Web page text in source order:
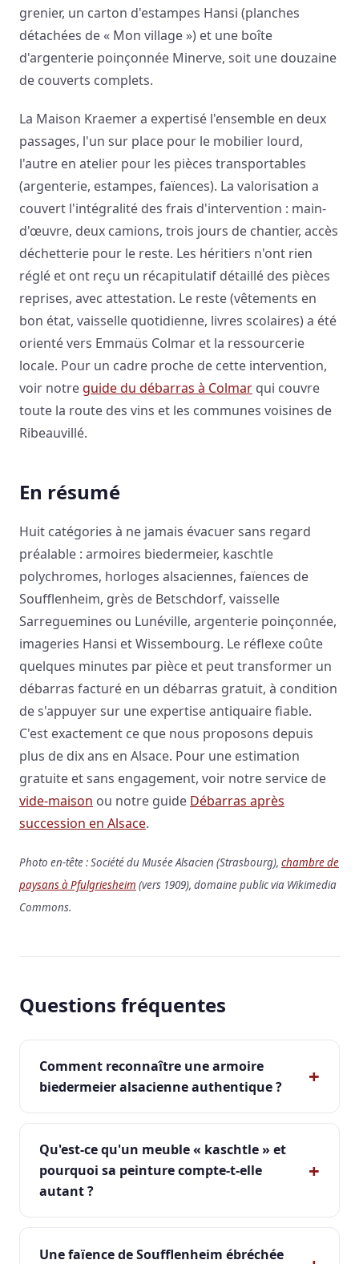
grenier, un carton d'estampes Hansi (planches
détachées de « Mon village ») et une boîte
d'argenterie poinçonnée Minerve, soit une douzaine
de couverts complets.
La Maison Kraemer a expertisé l'ensemble en deux
passages, l'un sur place pour le mobilier lourd,
l'autre en atelier pour les pièces transportables
(argenterie, estampes, faïences). La valorisation a
couvert l'intégralité des frais d'intervention : main-
d'œuvre, deux camions, trois jours de chantier, accès
déchetterie pour le reste. Les héritiers n'ont rien
réglé et ont reçu un récapitulatif détaillé des pièces
reprises, avec attestation. Le reste (vêtements en
bon état, vaisselle quotidienne, livres scolaires) a été
orienté vers Emmaüs Colmar et la ressourcerie
locale. Pour un cadre proche de cette intervention,
voir notre guide du débarras à Colmar qui couvre
toute la route des vins et les communes voisines de
Ribeauvillé.
En résumé
Huit catégories à ne jamais évacuer sans regard
préalable : armoires biedermeier, kaschtle
polychromes, horloges alsaciennes, faïences de
Soufflenheim, grès de Betschdorf, vaisselle
Sarreguemines ou Lunéville, argenterie poinçonnée,
imageries Hansi et Wissembourg. Le réflexe coûte
quelques minutes par pièce et peut transformer un
débarras facturé en un débarras gratuit, à condition
de s'appuyer sur une expertise antiquaire fiable.
C'est exactement ce que nous proposons depuis
plus de dix ans en Alsace. Pour une estimation
gratuite et sans engagement, voir notre service de
vide-maison ou notre guide Débarras après
succession en Alsace.
Photo en-tête : Société du Musée Alsacien (Strasbourg), chambre de
paysans à Pfulgriesheim (vers 1909), domaine public via Wikimedia
Commons.
Questions fréquentes
Comment reconnaître une armoire
biedermeier alsacienne authentique ?
Qu'est-ce qu'un meuble « kaschtle » et
pourquoi sa peinture compte-t-elle
autant ?
Une faïence de Soufflenheim ébréchée